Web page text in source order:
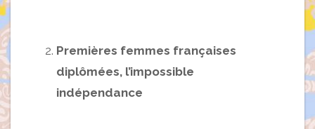
Premières femmes françaises
diplômées, l’impossible
indépendance